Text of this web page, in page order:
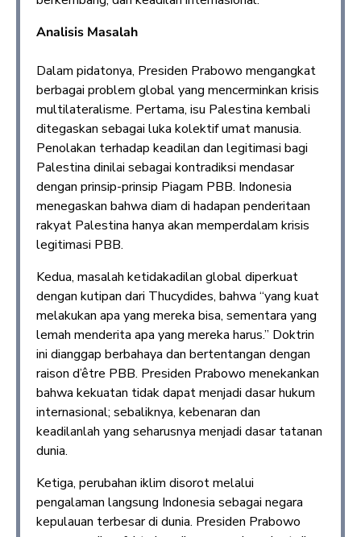
Analisis Masalah
Dalam pidatonya, Presiden Prabowo mengangkat
berbagai problem global yang mencerminkan krisis
multilateralisme. Pertama, isu Palestina kembali
ditegaskan sebagai luka kolektif umat manusia.
Penolakan terhadap keadilan dan legitimasi bagi
Palestina dinilai sebagai kontradiksi mendasar
dengan prinsip-prinsip Piagam PBB. Indonesia
menegaskan bahwa diam di hadapan penderitaan
rakyat Palestina hanya akan memperdalam krisis
legitimasi PBB.
Kedua, masalah ketidakadilan global diperkuat
dengan kutipan dari Thucydides, bahwa “yang kuat
melakukan apa yang mereka bisa, sementara yang
lemah menderita apa yang mereka harus.” Doktrin
ini dianggap berbahaya dan bertentangan dengan
raison d’être PBB. Presiden Prabowo menekankan
bahwa kekuatan tidak dapat menjadi dasar hukum
internasional; sebaliknya, kebenaran dan
keadilanlah yang seharusnya menjadi dasar tatanan
dunia.
Ketiga, perubahan iklim disorot melalui
pengalaman langsung Indonesia sebagai negara
kepulauan terbesar di dunia. Presiden Prabowo